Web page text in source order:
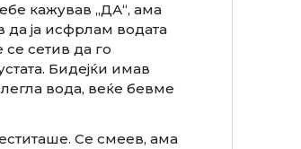
кажував „ДА“, ама
ја исфрлам водата
сетив да го
Бидејќи имав
вода, веќе бевме
Се смеев, ама